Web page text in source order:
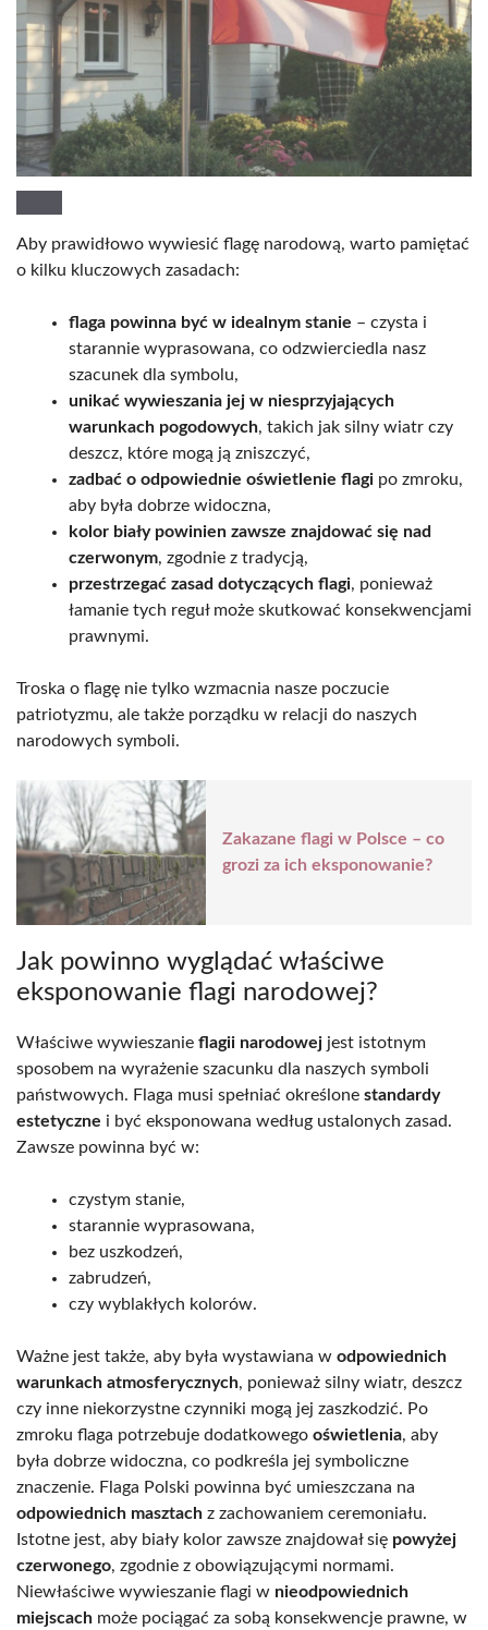
Aby prawidłowo wywiesić flagę narodową, warto pamiętać
o kilku kluczowych zasadach:
flaga powinna być w idealnym stanie – czysta i
starannie wyprasowana, co odzwierciedla nasz
szacunek dla symbolu,
unikać wywieszania jej w niesprzyjających
warunkach pogodowych, takich jak silny wiatr czy
deszcz, które mogą ją zniszczyć,
zadbać o odpowiednie oświetlenie flagi po zmroku,
aby była dobrze widoczna,
kolor biały powinien zawsze znajdować się nad
czerwonym, zgodnie z tradycją,
przestrzegać zasad dotyczących flagi, ponieważ
łamanie tych reguł może skutkować konsekwencjami
prawnymi.
Troska o flagę nie tylko wzmacnia nasze poczucie
patriotyzmu, ale także porządku w relacji do naszych
narodowych symboli.
Zakazane flagi w Polsce – co
grozi za ich eksponowanie?
Jak powinno wyglądać właściwe
eksponowanie flagi narodowej?
Właściwe wywieszanie flagii narodowej jest istotnym
sposobem na wyrażenie szacunku dla naszych symboli
państwowych. Flaga musi spełniać określone standardy
estetyczne i być eksponowana według ustalonych zasad.
Zawsze powinna być w:
czystym stanie,
starannie wyprasowana,
bez uszkodzeń,
zabrudzeń,
czy wyblakłych kolorów.
Ważne jest także, aby była wystawiana w odpowiednich
warunkach atmosferycznych, ponieważ silny wiatr, deszcz
czy inne niekorzystne czynniki mogą jej zaszkodzić. Po
zmroku flaga potrzebuje dodatkowego oświetlenia, aby
była dobrze widoczna, co podkreśla jej symboliczne
znaczenie. Flaga Polski powinna być umieszczana na
odpowiednich masztach z zachowaniem ceremoniału.
Istotne jest, aby biały kolor zawsze znajdował się powyżej
czerwonego, zgodnie z obowiązującymi normami.
Niewłaściwe wywieszanie flagi w nieodpowiednich
miejscach może pociągać za sobą konsekwencje prawne, w